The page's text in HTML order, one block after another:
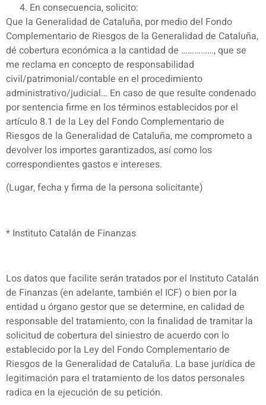
En consecuencia, solicito:
Que la Generalidad de Cataluña, por medio del Fondo
Complementario de Riesgos de la Generalidad de Cataluña,
dé cobertura económica a la cantidad de ……………, que se
me reclama en concepto de responsabilidad
civil/patrimonial/contable en el procedimiento
administrativo/judicial… En caso de que resulte condenado
por sentencia firme en los términos establecidos por el
artículo 8.1 de la Ley del Fondo Complementario de
Riesgos de la Generalidad de Cataluña, me comprometo a
devolver los importes garantizados, así como los
correspondientes gastos e intereses.
(Lugar, fecha y firma de la persona solicitante)
* Instituto Catalán de Finanzas
Los datos que facilite serán tratados por el Instituto Catalán
de Finanzas (en adelante, también el ICF) o bien por la
entidad u órgano gestor que se determine, en calidad de
responsable del tratamiento, con la finalidad de tramitar la
solicitud de cobertura del siniestro de acuerdo con lo
establecido por la Ley del Fondo Complementario de
Riesgos de la Generalidad de Cataluña. La base jurídica de
legitimación para el tratamiento de los datos personales
radica en la ejecución de su petición.